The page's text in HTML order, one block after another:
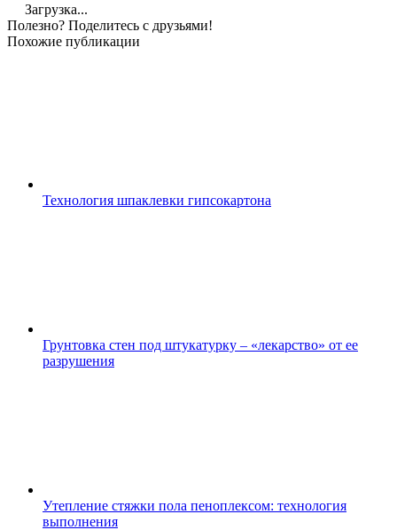
Загрузка...
Полезно? Поделитесь с друзьями!
Похожие публикации
Технология шпаклевки гипсокартона
Грунтовка стен под штукатурку – «лекарство» от ее
разрушения
Утепление стяжки пола пеноплексом: технология
выполнения